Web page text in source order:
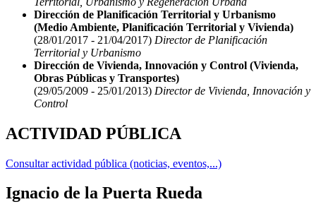
Dirección de Planificación Territorial y Urbanismo
(Medio Ambiente, Planificación Territorial y Vivienda)
(28/01/2017 - 21/04/2017) Director de Planificación
Territorial y Urbanismo
Dirección de Vivienda, Innovación y Control (Vivienda,
Obras Públicas y Transportes)
(29/05/2009 - 25/01/2013) Director de Vivienda, Innovación y
Control
ACTIVIDAD PÚBLICA
Consultar actividad pública (noticias, eventos,...)
Ignacio de la Puerta Rueda